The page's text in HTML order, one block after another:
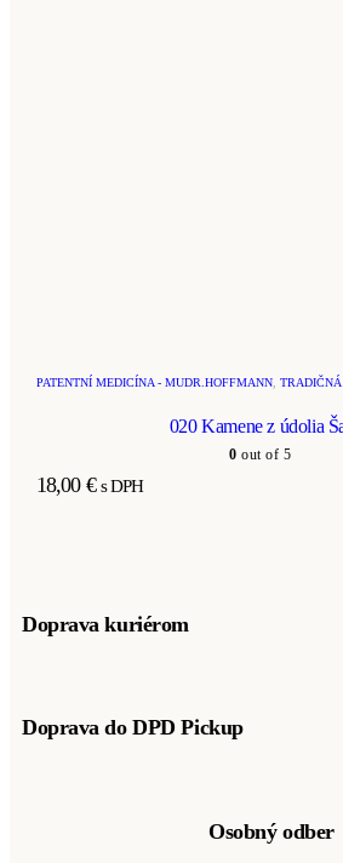
PATENTNÍ MEDICÍNA - MUDR.HOFFMANN
020 Kamene z údolia
0 out of 5
18,00 € s DPH
Doprava kuriérom
Doprava do DPD Pickup
Osobný odber